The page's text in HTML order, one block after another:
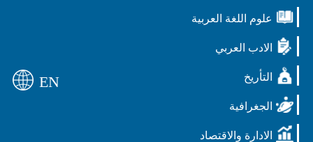
علوم اللغة العربية
الادب العربي
التأريخ
الجغرافية
الادارة والاقتصاد
EN